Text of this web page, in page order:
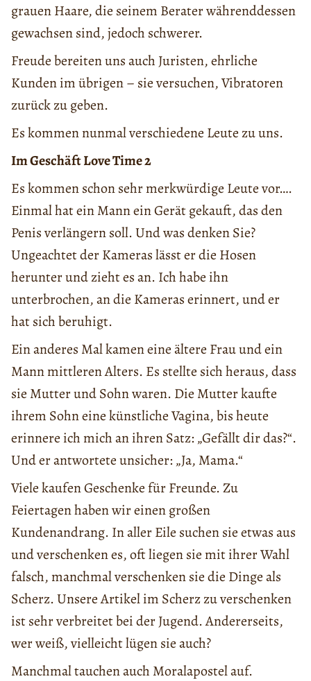
grauen Haare, die seinem Berater währenddessen
gewachsen sind, jedoch schwerer.
Freude bereiten uns auch Juristen, ehrliche
Kunden im übrigen – sie versuchen, Vibratoren
zurück zu geben.
Es kommen nunmal verschiedene Leute zu uns.
Im Geschäft Love Time 2
Es kommen schon sehr merkwürdige Leute vor….
Einmal hat ein Mann ein Gerät gekauft, das den
Penis verlängern soll. Und was denken Sie?
Ungeachtet der Kameras lässt er die Hosen
herunter und zieht es an. Ich habe ihn
unterbrochen, an die Kameras erinnert, und er
hat sich beruhigt.
Ein anderes Mal kamen eine ältere Frau und ein
Mann mittleren Alters. Es stellte sich heraus, dass
sie Mutter und Sohn waren. Die Mutter kaufte
ihrem Sohn eine künstliche Vagina, bis heute
erinnere ich mich an ihren Satz: „Gefällt dir das?“.
Und er antwortete unsicher: „Ja, Mama.“
Viele kaufen Geschenke für Freunde. Zu
Feiertagen haben wir einen großen
Kundenandrang. In aller Eile suchen sie etwas aus
und verschenken es, oft liegen sie mit ihrer Wahl
falsch, manchmal verschenken sie die Dinge als
Scherz. Unsere Artikel im Scherz zu verschenken
ist sehr verbreitet bei der Jugend. Andererseits,
wer weiß, vielleicht lügen sie auch?
Manchmal tauchen auch Moralapostel auf.